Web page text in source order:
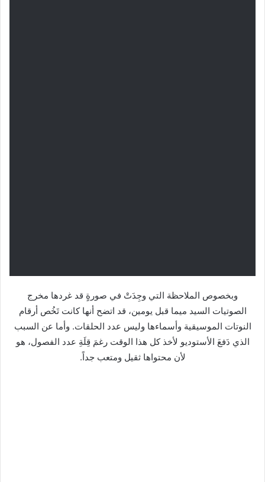
وبخصوص الملاحظة التي وجِدَتْ في صورةٍ قد غردها مخرج
الصوتيات السيد ميما قبل يومين، قد اتضح أنها كانت تَخُص أرقام
النوتات الموسيقية وأسماءها وليس عدد الحلقات. وأما عن السبب
الذي دَفعَ الأستوديو لأخذ كل هذا الوقت رغمَ قِلَةِ عدد الفصول، هو
لأن محتواها ثقيل ومتعب جداً.